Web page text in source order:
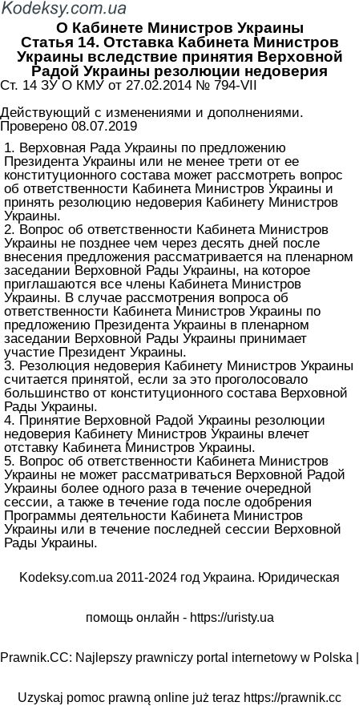
О Кабинете Министров Украины
Статья 14. Отставка Кабинета Министров
Украины вследствие принятия Верховной
Радой Украины резолюции недоверия
Ст. 14 ЗУ О КМУ от 27.02.2014 № 794-VII
Действующий с изменениями и дополнениями.
Проверено 08.07.2019
1. Верховная Рада Украины по предложению
Президента Украины или не менее трети от ее
конституционного состава может рассмотреть вопрос
об ответственности Кабинета Министров Украины и
принять резолюцию недоверия Кабинету Министров
Украины.
2. Вопрос об ответственности Кабинета Министров
Украины не позднее чем через десять дней после
внесения предложения рассматривается на пленарном
заседании Верховной Рады Украины, на которое
приглашаются все члены Кабинета Министров
Украины. В случае рассмотрения вопроса об
ответственности Кабинета Министров Украины по
предложению Президента Украины в пленарном
заседании Верховной Рады Украины принимает
участие Президент Украины.
3. Резолюция недоверия Кабинету Министров Украины
считается принятой, если за это проголосовало
большинство от конституционного состава Верховной
Рады Украины.
4. Принятие Верховной Радой Украины резолюции
недоверия Кабинету Министров Украины влечет
отставку Кабинета Министров Украины.
5. Вопрос об ответственности Кабинета Министров
Украины не может рассматриваться Верховной Радой
Украины более одного раза в течение очередной
сессии, а также в течение года после одобрения
Программы деятельности Кабинета Министров
Украины или в течение последней сессии Верховной
Рады Украины.
Kodeksy.com.ua 2011-2024 год Украина. Юридическая
помощь онлайн - https://uristy.ua
Prawnik.CC: Najlepszy prawniczy portal internetowy w Polska |
Uzyskaj pomoc prawną online już teraz https://prawnik.cc